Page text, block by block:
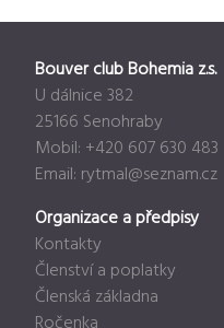
Bouver club Bohemia z.s.
U dálnice 382
25166 Senohraby
Mobil: +420 607 630 483
Email: rytmal@seznam.cz
Organizace a předpisy
Kontakty
Členství a poplatky
Členská základna